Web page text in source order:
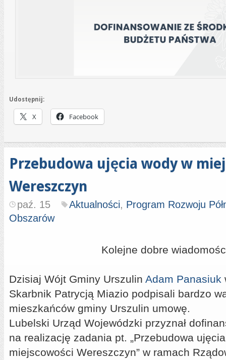
Udostępnij:
X Facebook
Przebudowa ujęcia wody w
Wereszczyn
paź. 15 Aktualności, Program Rozwoju
Obszarów
Kolejne dobre
Dzisiaj Wójt Gminy Urszulin Adam Panasiuk
Skarbnik Patrycją Miazio podpisali bardzo
mieszkańców gminy Urszulin umowę.
Lubelski Urząd Wojewódzki przyznał
na realizację zadania pt. „Przebudowa
miejscowości Wereszczyn” w ramach